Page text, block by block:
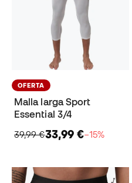
OFERTA
Malla larga Sport
Essential 3/4
39,99 €33,99 €−15%